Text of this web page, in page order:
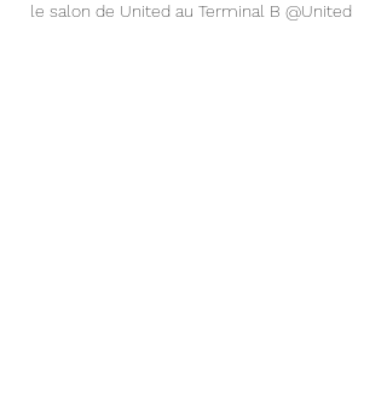
le salon de United au Terminal B @United